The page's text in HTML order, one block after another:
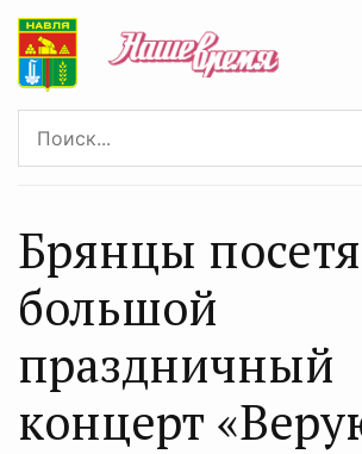
Брянцы
большой
праздничный
концерт